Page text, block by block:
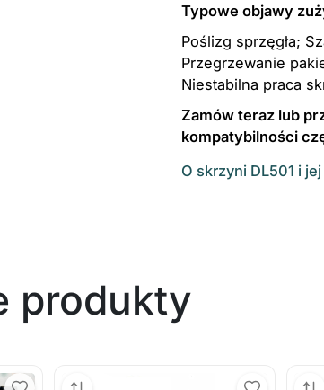
Typowe objawy
Poślizg sprzęgła;
Przegrzewanie
Niestabilna praca
Zamów teraz lub
kompatybilności
O skrzyni DL501 i
produkty